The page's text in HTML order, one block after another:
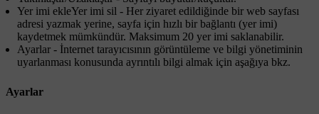
Yer imi ekleYer imi sil - Her ziyaret edildiğinde bir web sayfası
adresi yazmak yerine, sayfa için hızlı bir bağlantı (yer imi)
kaydetmek mümkündür. Maksimum 20 yer imi saklanabilir.
Ayarlar - İnternet tarayıcısının görüntüleme ve bilgi yönetiminin
uyarlanması konusunda ayrıntılı bilgi almak için aşağıya bkz.
Ayarlar